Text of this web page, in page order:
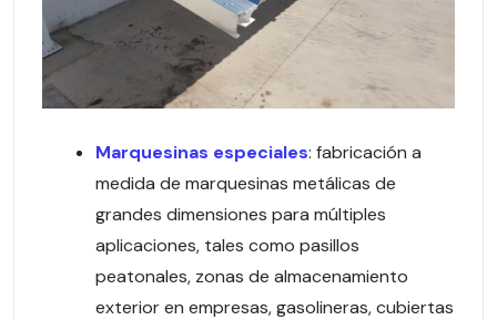
Marquesinas especiales: fabricación a
medida de marquesinas metálicas de
grandes dimensiones para múltiples
aplicaciones, tales como pasillos
peatonales, zonas de almacenamiento
exterior en empresas, gasolineras, cubiertas